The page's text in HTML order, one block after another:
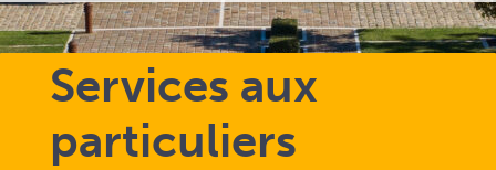
Services aux
particuliers